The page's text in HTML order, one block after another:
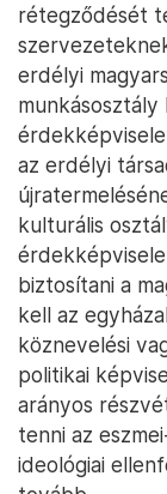
rétegződését
erdélyi
az erdélyi
kulturális
biztosítani a
kell az
köznevelési
politikai
arányos
tenni az
ideológiai